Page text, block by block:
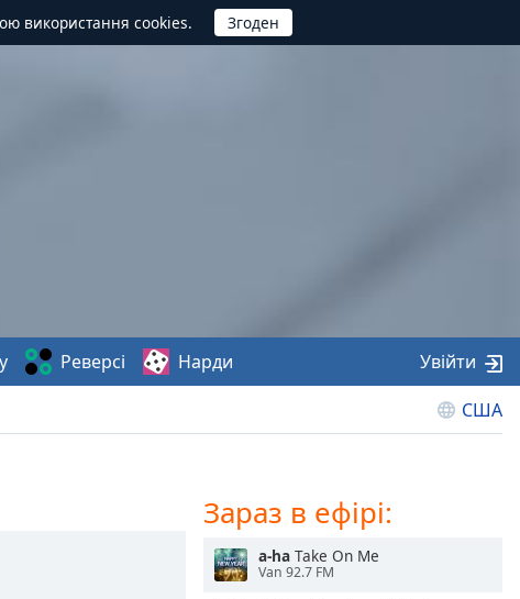
використання cookies.
США
Реверсі Нарди Увійти
Зараз в ефірі:
a-ha Take On Me
Van 92.7 FM